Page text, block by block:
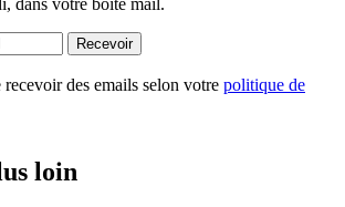
Recevoir
des emails selon votre politique de
loin